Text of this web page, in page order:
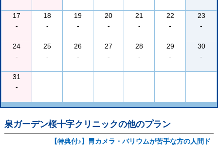
17
-
18
-
19
-
20
-
21
-
22
-
23
-
24
-
25
-
26
-
27
-
28
-
29
-
30
-
31
-
泉ガーデン桜十字クリニックの他のプラン
【特典付♪】胃カメラ・バリウムが苦手な方の人間ド